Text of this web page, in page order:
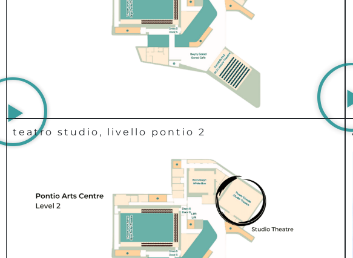
teatro studio, livello pontio 2